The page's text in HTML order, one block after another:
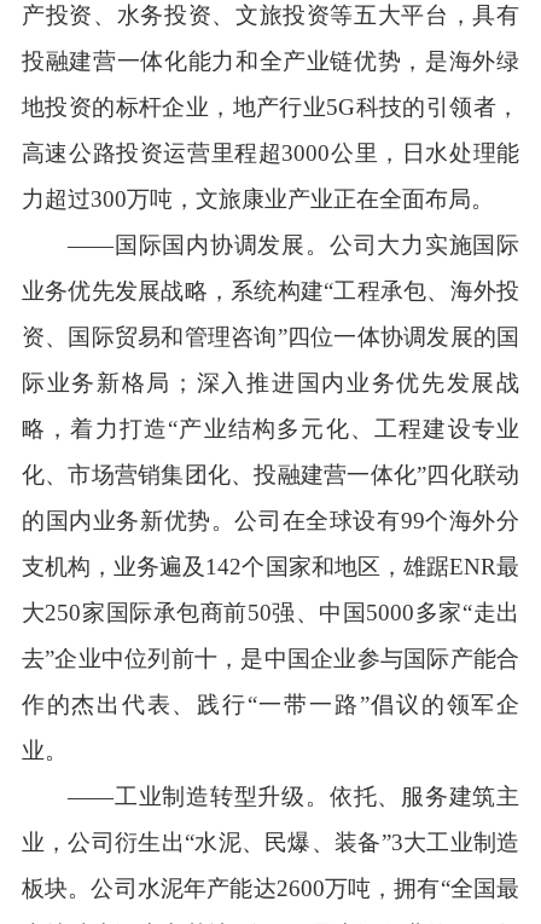
产投资、水务投资、文旅投资等五大平台，具有
投融建营一体化能力和全产业链优势，是海外绿
地投资的标杆企业，地产行业5G科技的引领者，
高速公路投资运营里程超3000公里，日水处理能
力超过300万吨，文旅康业产业正在全面布局。
——国际国内协调发展。公司大力实施国际
业务优先发展战略，系统构建“工程承包、海外投
资、国际贸易和管理咨询”四位一体协调发展的国
际业务新格局；深入推进国内业务优先发展战
略，着力打造“产业结构多元化、工程建设专业
化、市场营销集团化、投融建营一体化”四化联动
的国内业务新优势。公司在全球设有99个海外分
支机构，业务遍及142个国家和地区，雄踞ENR最
大250家国际承包商前50强、中国5000多家“走出
去”企业中位列前十，是中国企业参与国际产能合
作的杰出代表、践行“一带一路”倡议的领军企
业。
——工业制造转型升级。依托、服务建筑主
业，公司衍生出“水泥、民爆、装备”3大工业制造
板块。公司水泥年产能达2600万吨，拥有“全国最